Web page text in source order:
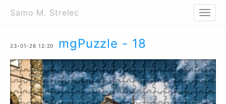
Samo M. Strelec
23-01-26 12:20 mgPuzzle - 18